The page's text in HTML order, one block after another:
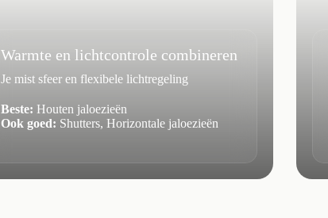
Warmte en lichtcontrole combineren
Je mist sfeer en flexibele lichtregeling
Beste: Houten jaloezieën
Ook goed: Shutters, Horizontale jaloezieën